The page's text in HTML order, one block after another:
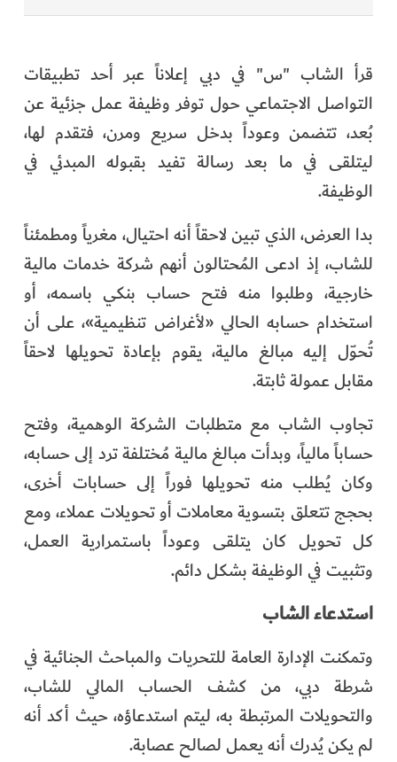
قرأ الشاب "س" في دبي إعلاناً عبر أحد تطبيقات
التواصل الاجتماعي حول توفر وظيفة عمل جزئية عن
بُعد، تتضمن وعوداً بدخل سريع ومرن، فتقدم لها،
ليتلقى في ما بعد رسالة تفيد بقبوله المبدئي في
الوظيفة.
بدا العرض، الذي تبين لاحقاً أنه احتيال، مغرياً ومطمئناً
للشاب، إذ ادعى المُحتالون أنهم شركة خدمات مالية
خارجية، وطلبوا منه فتح حساب بنكي باسمه، أو
استخدام حسابه الحالي «لأغراض تنظيمية»، على أن
تُحوّل إليه مبالغ مالية، يقوم بإعادة تحويلها لاحقاً
مقابل عمولة ثابتة.
تجاوب الشاب مع متطلبات الشركة الوهمية، وفتح
حساباً مالياً، وبدأت مبالغ مالية مُختلفة ترد إلى حسابه،
وكان يُطلب منه تحويلها فوراً إلى حسابات أخرى،
بحجج تتعلق بتسوية معاملات أو تحويلات عملاء، ومع
كل تحويل كان يتلقى وعوداً باستمرارية العمل،
وتثبيت في الوظيفة بشكل دائم.
استدعاء الشاب
وتمكنت الإدارة العامة للتحريات والمباحث الجنائية في
شرطة دبي، من كشف الحساب المالي للشاب،
والتحويلات المرتبطة به، ليتم استدعاؤه، حيث أكد أنه
لم يكن يُدرك أنه يعمل لصالح عصابة.